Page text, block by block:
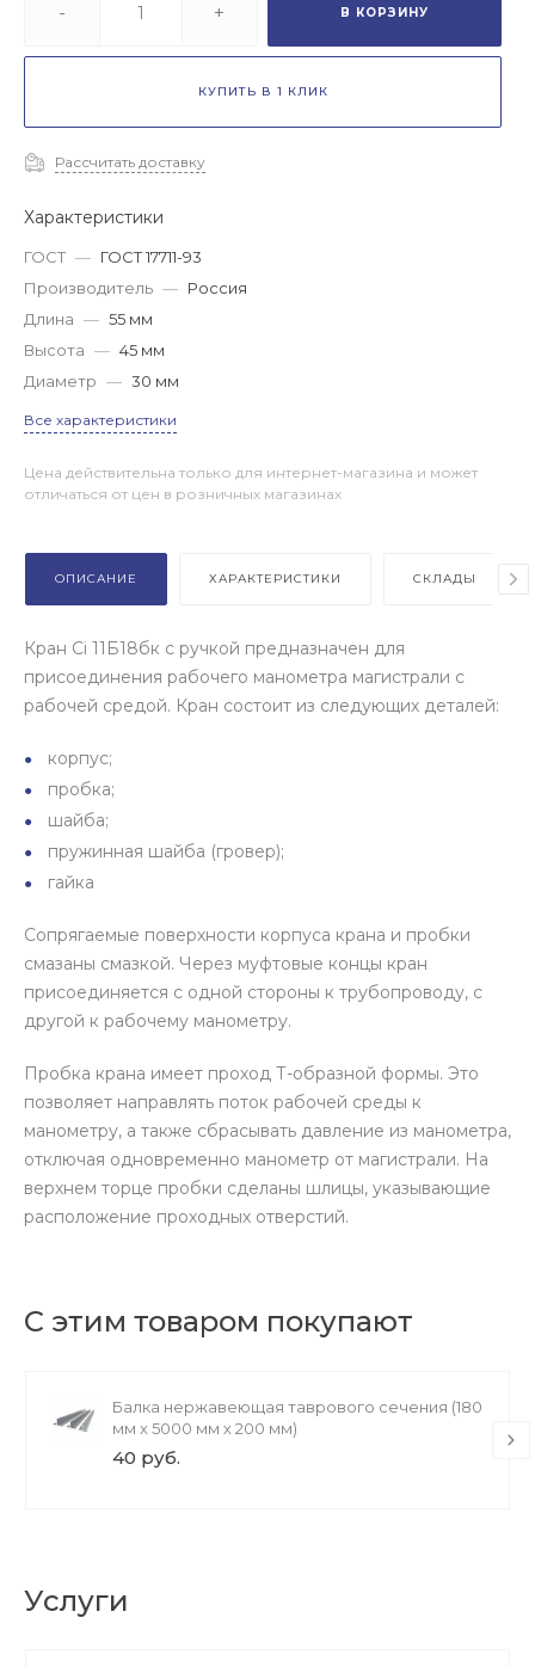
- + В КОРЗИНУ
КУПИТЬ В 1 КЛИК
Рассчитать доставку
Характеристики
ГОСТ — ГОСТ 17711-93
Производитель — Россия
Длина — 55 мм
Высота — 45 мм
Диаметр — 30 мм
Все характеристики
Цена действительна только для интернет-магазина и может
отличаться от цен в розничных магазинах
ОПИСАНИЕ ХАРАКТЕРИСТИКИ СКЛАДЫ
Кран Ci 11Б18бк с ручкой предназначен для
присоединения рабочего манометра магистрали с
рабочей средой. Кран состоит из следующих деталей:
корпус;
пробка;
шайба;
пружинная шайба (гровер);
гайка
Сопрягаемые поверхности корпуса крана и пробки
смазаны смазкой. Через муфтовые концы кран
присоединяется с одной стороны к трубопроводу, с
другой к рабочему манометру.
Пробка крана имеет проход Т-образной формы. Это
позволяет направлять поток рабочей среды к
манометру, а также сбрасывать давление из манометра,
отключая одновременно манометр от магистрали. На
верхнем торце пробки сделаны шлицы, указывающие
расположение проходных отверстий.
С этим товаром покупают
Балка нержавеющая таврового сечения (180
мм х 5000 мм х 200 мм)
40 руб.
Услуги